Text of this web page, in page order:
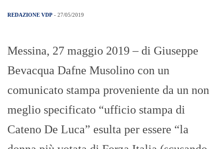
REDAZIONE VDP - 27/05/2019
Messina, 27 maggio 2019 – di Giuseppe
Bevacqua Dafne Musolino con un
comunicato stampa proveniente da un non
meglio specificato “ufficio stampa di
Cateno De Luca” esulta per essere “la